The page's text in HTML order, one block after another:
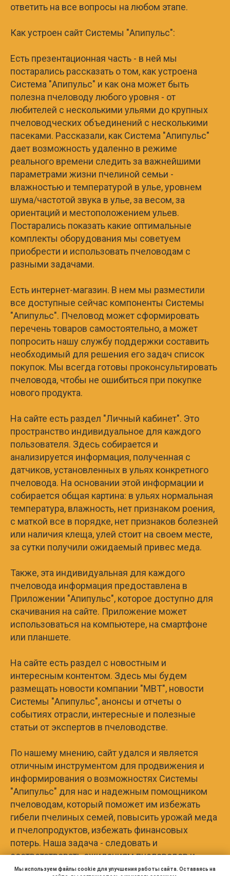
ответить на все вопросы на любом этапе.
Как устроен сайт Системы "Апипульс":
Есть презентационная часть - в ней мы
постарались рассказать о том, как устроена
Система "Апипульс" и как она может быть
полезна пчеловоду любого уровня - от
любителей с несколькими ульями до крупных
пчеловодческих объединений с несколькими
пасеками. Рассказали, как Система "Апипульс"
дает возможность удаленно в режиме
реального времени следить за важнейшими
параметрами жизни пчелиной семьи -
влажностью и температурой в улье, уровнем
шума/частотой звука в улье, за весом, за
ориентаций и местоположением ульев.
Постарались показать какие оптимальные
комплекты оборудования мы советуем
приобрести и использовать пчеловодам с
разными задачами.
Есть интернет-магазин. В нем мы разместили
все доступные сейчас компоненты Системы
"Апипульс". Пчеловод может сформировать
перечень товаров самостоятельно, а может
попросить нашу службу поддержки составить
необходимый для решения его задач список
покупок. Мы всегда готовы проконсультировать
пчеловода, чтобы не ошибиться при покупке
нового продукта.
На сайте есть раздел "Личный кабинет". Это
пространство индивидуальное для каждого
пользователя. Здесь собирается и
анализируется информация, полученная с
датчиков, установленных в ульях конкретного
пчеловода. На основании этой информации и
собирается общая картина: в ульях нормальная
температура, влажность, нет признаком роения,
с маткой все в порядке, нет признаков болезней
или наличия клеща, улей стоит на своем месте,
за сутки получили ожидаемый привес меда.
Также, эта индивидуальная для каждого
пчеловода информация предоставлена в
Приложении "Апипульс", которое доступно для
скачивания на сайте. Приложение может
использоваться на компьютере, на смартфоне
или планшете.
На сайте есть раздел с новостным и
интересным контентом. Здесь мы будем
размещать новости компании "МВТ", новости
Системы "Апипульс", анонсы и отчеты о
событиях отрасли, интересные и полезные
статьи от экспертов в пчеловодстве.
По нашему мнению, сайт удался и является
отличным инструментом для продвижения и
информирования о возможностях Системы
"Апипульс" для нас и надежным помощником
пчеловодам, который поможет им избежать
гибели пчелиных семей, повысить урожай меда
и пчелопродуктов, избежать финансовых
потерь. Наша задача - следовать и
соответствовать ожиданиям пчеловодов и
спасти пчёл.
Мы используем файлы cookie для улучшения работы сайта. Оставаясь на